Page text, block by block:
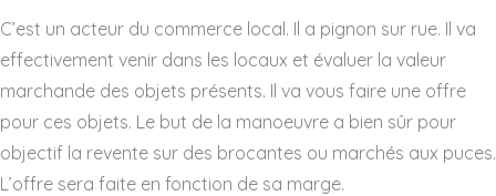
C’est un acteur du commerce local. Il a pignon sur rue. Il va
effectivement venir dans les locaux et évaluer la valeur
marchande des objets présents. Il va vous faire une offre
pour ces objets. Le but de la manoeuvre a bien sûr pour
objectif la revente sur des brocantes ou marchés aux puces.
L’offre sera faite en fonction de sa marge.